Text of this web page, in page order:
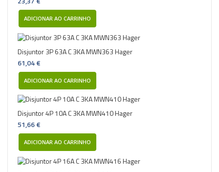
ADICIONAR AO CARRINHO
Disjuntor 3P 63A C 3KA MWN363 Hager
61,04 €
ADICIONAR AO CARRINHO
Disjuntor 4P 10A C 3KA MWN410 Hager
51,66 €
ADICIONAR AO CARRINHO